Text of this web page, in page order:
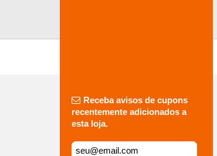
Receba avisos de cupons
recentemente adicionados a
esta loja.